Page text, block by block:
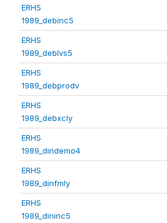
ERHS
1989_debinc5
ERHS
1989_deblvs5
ERHS
1989_debprodv
ERHS
1989_debxcly
ERHS
1989_dindemo4
ERHS
1989_dinfmly
ERHS
1989_dininc5